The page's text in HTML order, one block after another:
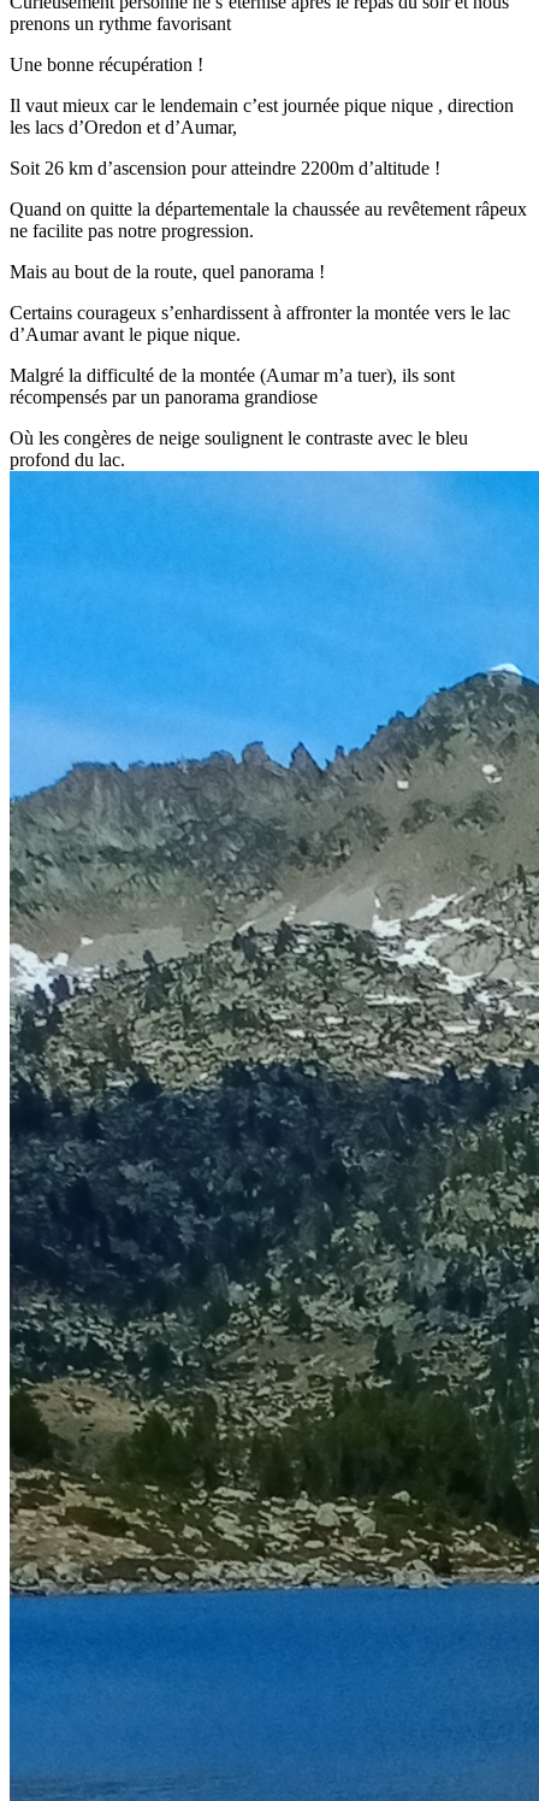
prenons un rythme favorisant
Une bonne récupération !
Il vaut mieux car le lendemain c’est journée pique nique , direction
les lacs d’Oredon et d’Aumar,
Soit 26 km d’ascension pour atteindre 2200m d’altitude !
Quand on quitte la départementale la chaussée au revêtement râpeux
ne facilite pas notre progression.
Mais au bout de la route, quel panorama !
Certains courageux s’enhardissent à affronter la montée vers le lac
d’Aumar avant le pique nique.
Malgré la difficulté de la montée (Aumar m’a tuer), ils sont
récompensés par un panorama grandiose
Où les congères de neige soulignent le contraste avec le bleu
profond du lac.